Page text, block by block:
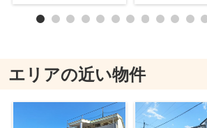
エリアの近い物件